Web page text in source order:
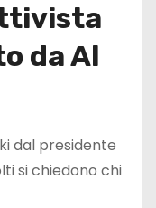
da Al
dal presidente
si chiedono chi